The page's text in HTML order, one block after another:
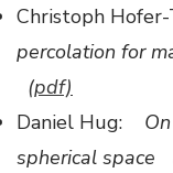
Christoph
percolation for
(pdf)
Daniel Hug:
spherical space